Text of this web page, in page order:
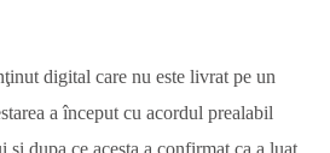
digital care nu este livrat pe un
a început cu acordul prealabil
si dupa ce acesta a confirmat ca a luat